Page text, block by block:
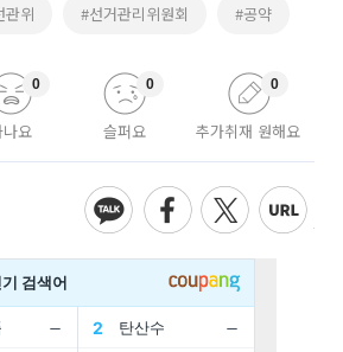
관위 #선거관리위원회 #공약
요
0
슬퍼요
0
추가취재 원해요
0